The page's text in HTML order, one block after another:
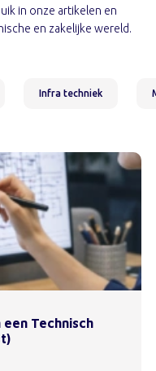
in onze artikelen en
en zakelijke wereld.
Infra techniek
Technisch